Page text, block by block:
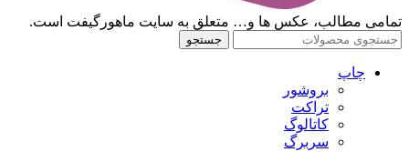
تمامی مطالب، عکس ها و… متعلق به سایت ماهورگیفت است.
جستجو
چاپ
بروشور
تراکت
کاتالوگ
سربرگ